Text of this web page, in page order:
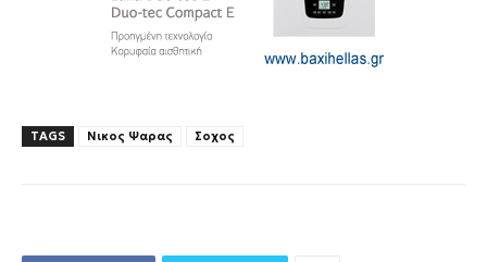
TAGS Νικος Ψαρας Σοχος